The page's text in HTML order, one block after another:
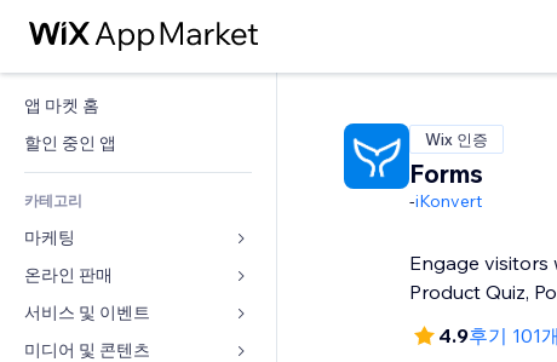
앱 마켓 홈
할인 중인 앱
카테고리
마케팅
광고
모바일
사이트 통계
온라인 판매
쇼핑몰 관련 앱
배송
서비스 및 이벤트
호텔
미디어 및 콘텐츠
Wix 인증
Forms
-iKonvert
Engage visitors
Product Quiz,
4.9후기 101